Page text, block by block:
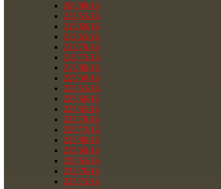
205/80/16
215/55/16
215/60/16
215/65/16
215/70/16
215/75/16
215/80/16
225/50/16
225/55/16
225/60/16
225/65/16
225/70/16
225/75/16
225/80/16
235/60/16
235/65/16
235/70/16
235/75/16